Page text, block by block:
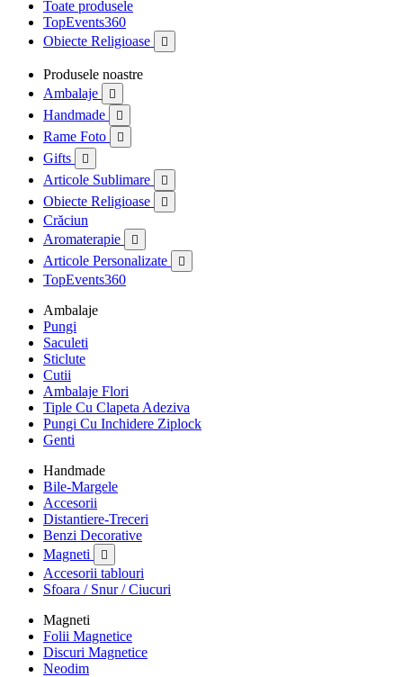
Toate produsele
TopEvents360
Obiecte Religioase

Produsele noastre
Ambalaje

Handmade 
Rame Foto 
Gifts 
Articole Sublimare 
Obiecte Religioase 
Crăciun
Aromaterapie

Articole Personalizate 
TopEvents360
Ambalaje
Pungi
Saculeti
Sticlute
Cutii
Ambalaje Flori
Tiple Cu Clapeta Adeziva
Pungi Cu Inchidere Ziplock
Genti
Handmade
Bile-Margele
Accesorii
Distantiere-Treceri
Benzi Decorative
Magneti

Accesorii tablouri
Sfoara / Snur / Ciucuri
Magneti
Folii Magnetice
Discuri Magnetice
Neodim